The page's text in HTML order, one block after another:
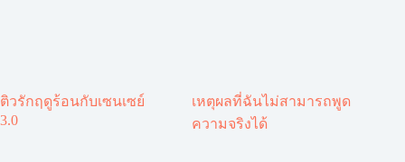
ติวรักฤดูร้อนกับเซนเซย์
3.0
เหตุผลที่ฉันไม่สามารถพูด
ความจริงได้